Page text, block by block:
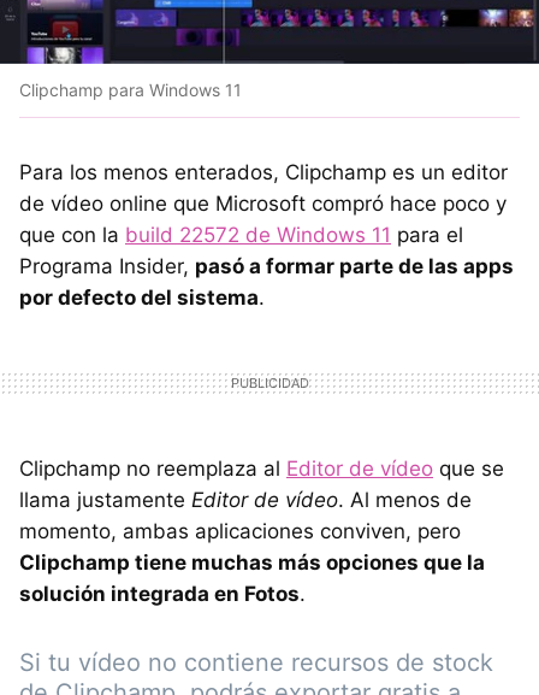
Clipchamp para Windows 11
Para los menos enterados, Clipchamp es un editor
de vídeo online que Microsoft compró hace poco y
que con la build 22572 de Windows 11 para el
Programa Insider, pasó a formar parte de las apps
por defecto del sistema.
Clipchamp no reemplaza al Editor de vídeo que se
llama justamente Editor de vídeo. Al menos de
momento, ambas aplicaciones conviven, pero
Clipchamp tiene muchas más opciones que la
solución integrada en Fotos.
Si tu vídeo no contiene recursos de stock